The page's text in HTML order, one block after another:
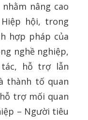
nâng cao
hội, trong
hợp pháp của
nghề nghiệp,
hỗ trợ lẫn
thành tố quan
trợ mối quan
– Người tiêu